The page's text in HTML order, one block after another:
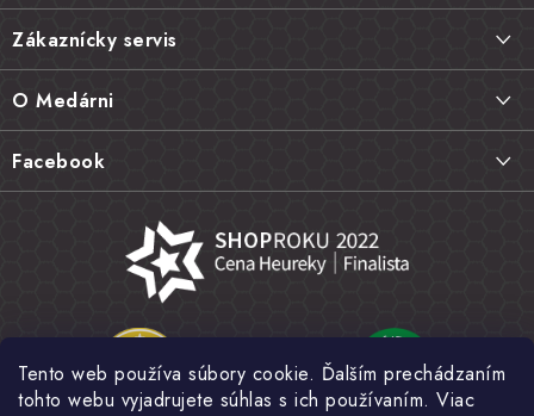
Tento web používa súbory cookie. Ďalším prechádzaním
tohto webu vyjadrujete súhlas s ich používaním. Viac
á
p
ä
e
Zákaznícky servis
Vrátenie tovaru, výmena a reklamácie
Najčastejšie otázky FAQ
Hodnotenie obchodu
Obchodné podmienky
Ochrana osobných údajov
O Medárni
Náš príbeh
Kamenná predajňa
Fotogaléria
Facebook